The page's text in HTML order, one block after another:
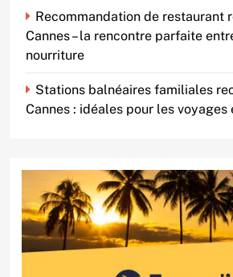
Recommandation de restaurant
Cannes – la rencontre parfaite
nourriture
Stations balnéaires familiales
Cannes : idéales pour les